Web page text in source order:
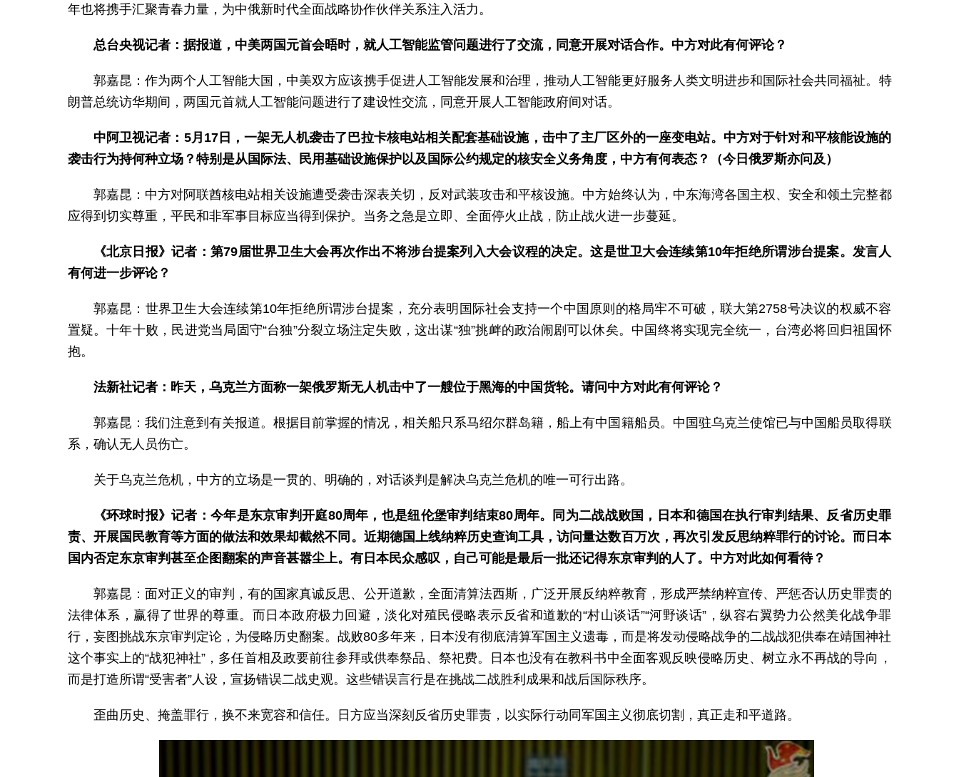
年也将携手汇聚青春力量，为中俄新时代全面战略协作伙伴关系注入活力。
总台央视记者：据报道，中美两国元首会晤时，就人工智能监管问题进行了交流，同意开展对话合作。中方对此有何评论？
郭嘉昆：作为两个人工智能大国，中美双方应该携手促进人工智能发展和治理，推动人工智能更好服务人类文明进步和国际社会共同福祉。特
朗普总统访华期间，两国元首就人工智能问题进行了建设性交流，同意开展人工智能政府间对话。
中阿卫视记者：5月17日，一架无人机袭击了巴拉卡核电站相关配套基础设施，击中了主厂区外的一座变电站。中方对于针对和平核能设施的
袭击行为持何种立场？特别是从国际法、民用基础设施保护以及国际公约规定的核安全义务角度，中方有何表态？（今日俄罗斯亦问及）
郭嘉昆：中方对阿联酋核电站相关设施遭受袭击深表关切，反对武装攻击和平核设施。中方始终认为，中东海湾各国主权、安全和领土完整都
应得到切实尊重，平民和非军事目标应当得到保护。当务之急是立即、全面停火止战，防止战火进一步蔓延。
《北京日报》记者：第79届世界卫生大会再次作出不将涉台提案列入大会议程的决定。这是世卫大会连续第10年拒绝所谓涉台提案。发言人
有何进一步评论？
郭嘉昆：世界卫生大会连续第10年拒绝所谓涉台提案，充分表明国际社会支持一个中国原则的格局牢不可破，联大第2758号决议的权威不容
置疑。十年十败，民进党当局固守“台独”分裂立场注定失败，这出谋“独”挑衅的政治闹剧可以休矣。中国终将实现完全统一，台湾必将回归祖国怀
抱。
法新社记者：昨天，乌克兰方面称一架俄罗斯无人机击中了一艘位于黑海的中国货轮。请问中方对此有何评论？
郭嘉昆：我们注意到有关报道。根据目前掌握的情况，相关船只系马绍尔群岛籍，船上有中国籍船员。中国驻乌克兰使馆已与中国船员取得联
系，确认无人员伤亡。
关于乌克兰危机，中方的立场是一贯的、明确的，对话谈判是解决乌克兰危机的唯一可行出路。
《环球时报》记者：今年是东京审判开庭80周年，也是纽伦堡审判结束80周年。同为二战战败国，日本和德国在执行审判结果、反省历史罪
责、开展国民教育等方面的做法和效果却截然不同。近期德国上线纳粹历史查询工具，访问量达数百万次，再次引发反思纳粹罪行的讨论。而日本
国内否定东京审判甚至企图翻案的声音甚嚣尘上。有日本民众感叹，自己可能是最后一批还记得东京审判的人了。中方对此如何看待？
郭嘉昆：面对正义的审判，有的国家真诚反思、公开道歉，全面清算法西斯，广泛开展反纳粹教育，形成严禁纳粹宣传、严惩否认历史罪责的
法律体系，赢得了世界的尊重。而日本政府极力回避，淡化对殖民侵略表示反省和道歉的“村山谈话”“河野谈话”，纵容右翼势力公然美化战争罪
行，妄图挑战东京审判定论，为侵略历史翻案。战败80多年来，日本没有彻底清算军国主义遗毒，而是将发动侵略战争的二战战犯供奉在靖国神社
这个事实上的“战犯神社”，多任首相及政要前往参拜或供奉祭品、祭祀费。日本也没有在教科书中全面客观反映侵略历史、树立永不再战的导向，
而是打造所谓“受害者”人设，宣扬错误二战史观。这些错误言行是在挑战二战胜利成果和战后国际秩序。
歪曲历史、掩盖罪行，换不来宽容和信任。日方应当深刻反省历史罪责，以实际行动同军国主义彻底切割，真正走和平道路。